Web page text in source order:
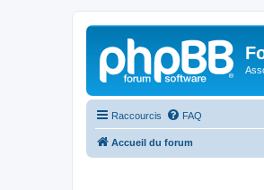
Raccourcis FAQ
Accueil du forum